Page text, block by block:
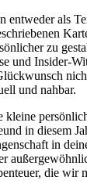
entweder als
zu
und Insider-
und nahbar.
kleine
in diesem
in
die wir